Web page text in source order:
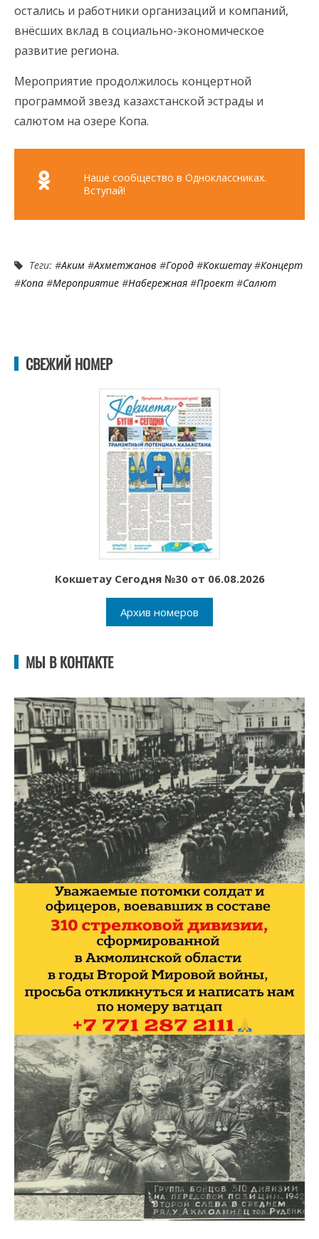
остались и работники организаций и компаний,
внёсших вклад в социально-экономическое
развитие региона.
Мероприятие продолжилось концертной
программой звезд казахстанской эстрады и
салютом на озере Копа.
Наше сообщество в Одноклассниках.
Вступай!
Теги: #Аким #Ахметжанов #Город #Кокшетау#Концерт
#Копа #Мероприятие #Набережная #Проект #Салют
СВЕЖИЙ НОМЕР
Кокшетау Сегодня №30 от 06.08.2026
Архив номеров
МЫ В КОНТАКТЕ